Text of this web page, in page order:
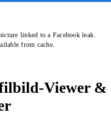
linked to a Facebook leak.
from cache.
Viewer &